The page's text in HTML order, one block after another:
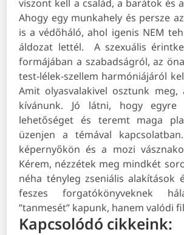
viszont kell a család, a barátok és
Ahogy egy munkahely és persze
is a védőháló, ahol igenis NEM
áldozat lettél.
A szexuális
formájában a szabadságról, az
test-lélek-szellem harmóniájáról
Amit olyasvalakivel osztunk meg,
kívánunk. Jó látni, hogy
lehetőséget és teremt maga
üzenjen a témával
képernyőkön és a mozi
Kérem, nézzétek meg mindkét
néha tényleg zseniális alakítások
feszes forgatókönyveknek
”tanmesét” kapunk, hanem valódi
Kapcsolódó cikkeink: